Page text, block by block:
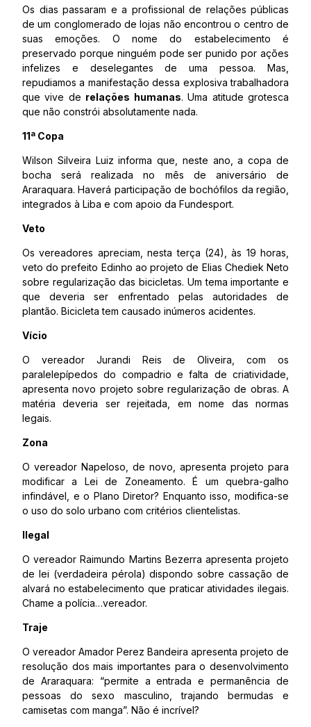
Os dias passaram e a profissional de relações públicas
de um conglomerado de lojas não encontrou o centro de
suas emoções. O nome do estabelecimento é
preservado porque ninguém pode ser punido por ações
infelizes e deselegantes de uma pessoa. Mas,
repudiamos a manifestação dessa explosiva trabalhadora
que vive de relações humanas. Uma atitude grotesca
que não constrói absolutamente nada.
11ª Copa
Wilson Silveira Luiz informa que, neste ano, a copa de
bocha será realizada no mês de aniversário de
Araraquara. Haverá participação de bochófilos da região,
integrados à Liba e com apoio da Fundesport.
Veto
Os vereadores apreciam, nesta terça (24), às 19 horas,
veto do prefeito Edinho ao projeto de Elias Chediek Neto
sobre regularização das bicicletas. Um tema importante e
que deveria ser enfrentado pelas autoridades de
plantão. Bicicleta tem causado inúmeros acidentes.
Vício
O vereador Jurandi Reis de Oliveira, com os
paralelepípedos do compadrio e falta de criatividade,
apresenta novo projeto sobre regularização de obras. A
matéria deveria ser rejeitada, em nome das normas
legais.
Zona
O vereador Napeloso, de novo, apresenta projeto para
modificar a Lei de Zoneamento. É um quebra-galho
infindável, e o Plano Diretor? Enquanto isso, modifica-se
o uso do solo urbano com critérios clientelistas.
Ilegal
O vereador Raimundo Martins Bezerra apresenta projeto
de lei (verdadeira pérola) dispondo sobre cassação de
alvará no estabelecimento que praticar atividades ilegais.
Chame a polícia…vereador.
Traje
O vereador Amador Perez Bandeira apresenta projeto de
resolução dos mais importantes para o desenvolvimento
de Araraquara: “permite a entrada e permanência de
pessoas do sexo masculino, trajando bermudas e
camisetas com manga”. Não é incrível?